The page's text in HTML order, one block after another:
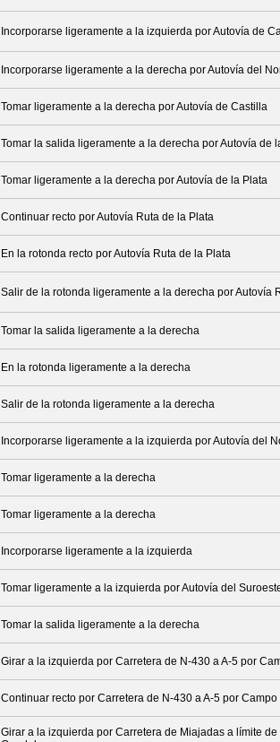
Incorporarse ligeramente a la izquierda por Autovía de
Incorporarse ligeramente a la derecha por Autovía del
Tomar ligeramente a la derecha por Autovía de Castilla
Tomar la salida ligeramente a la derecha por Autovía de
Tomar ligeramente a la derecha por Autovía de la Plata
Continuar recto por Autovía Ruta de la Plata
En la rotonda recto por Autovía Ruta de la Plata
Salir de la rotonda ligeramente a la derecha por Autovía
Tomar la salida ligeramente a la derecha
En la rotonda ligeramente a la derecha
Salir de la rotonda ligeramente a la derecha
Incorporarse ligeramente a la izquierda por Autovía del
Tomar ligeramente a la derecha
Tomar ligeramente a la derecha
Incorporarse ligeramente a la izquierda
Tomar ligeramente a la izquierda por Autovía del
Tomar la salida ligeramente a la derecha
Girar a la izquierda por Carretera de N-430 a A-5 por
Continuar recto por Carretera de N-430 a A-5 por
Girar a la izquierda por Carretera de Miajadas a límite